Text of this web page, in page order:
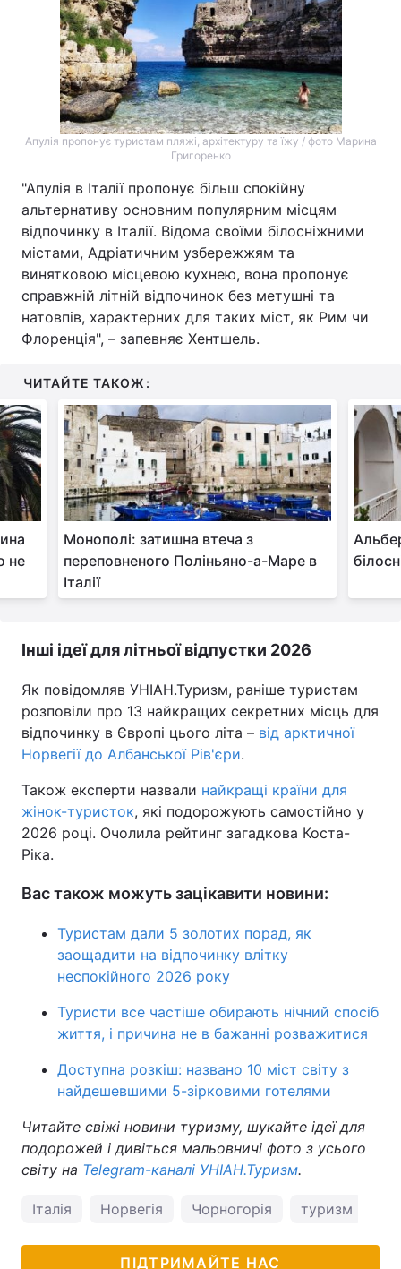
Апулія пропонує туристам пляжі, архітектуру та їжу / фото Марина
Григоренко
"Апулія в Італії пропонує більш спокійну
альтернативу основним популярним місцям
відпочинку в Італії. Відома своїми білосніжними
містами, Адріатичним узбережжям та
винятковою місцевою кухнею, вона пропонує
справжній літній відпочинок без метушні та
натовпів, характерних для таких міст, як Рим чи
Флоренція", – запевняє Хентшель.
ЧИТАЙТЕ ТАКОЖ:
не
Монополі: затишна втеча з
переповненого Поліньяно-а-Маре в
Італії
Інші ідеї для літньої відпустки 2026
Як повідомляв УНІАН.Туризм, раніше туристам
розповіли про 13 найкращих секретних місць для
відпочинку в Європі цього літа – від арктичної
Норвегії до Албанської Рів'єри.
Також експерти назвали найкращі країни для
жінок-туристок, які подорожують самостійно у
2026 році. Очолила рейтинг загадкова Коста-
Ріка.
Вас також можуть зацікавити новини:
Туристам дали 5 золотих порад, як
заощадити на відпочинку влітку
неспокійного 2026 року
Туристи все частіше обирають нічний спосіб
життя, і причина не в бажанні розважитися
Доступна розкіш: названо 10 міст світу з
найдешевшими 5-зірковими готелями
Читайте свіжі новини туризму, шукайте ідеї для
подорожей і дивіться мальовничі фото з усього
світу на Telegram-каналі УНІАН.Туризм.
Італія Норвегія Чорногорія туризм
ПІДТРИМАЙТЕ НАС